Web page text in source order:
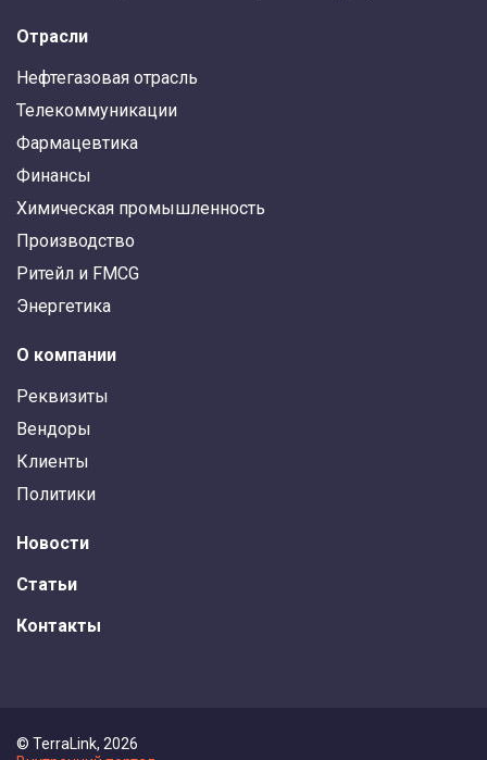
Отрасли
Нефтегазовая отрасль
Телекоммуникации
Фармацевтика
Финансы
Химическая промышленность
Производство
Ритейл и FMCG
Энергетика
О компании
Реквизиты
Вендоры
Клиенты
Политики
Новости
Статьи
Контакты
© TerraLink, 2026